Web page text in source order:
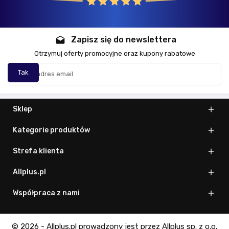
drafts Zapisz się do newslettera
Otrzymuj oferty promocyjne oraz kupony rabatowe
Sklep 
Kategorie produktów 
Strefa klienta 
Allplus.pl 
Współpraca z nami 
© 2026 - Allplus.pl prowadzony jest przez Allplus sp. z o.o.